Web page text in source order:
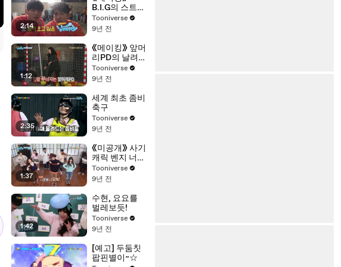
2:14
B.I.G의 스트레
스 제로데이♥
Tooniverse
9년 전
1:12
《메이킹》 앞머
리PD의 날려버
려 파헤치기!
(던져던져 탱탱
Tooniverse
9년 전
2:35
세계 최초 좀비
축구
Tooniverse
9년 전
1:37
《미공개》 사기
캐릭 벤지 너무
해 너무해!
(feat. TT)
Tooniverse
9년 전
1:42
수현, 요요를
벌레보듯!
Tooniverse
9년 전
[예고] 두둠칫
팝핀별이~☆